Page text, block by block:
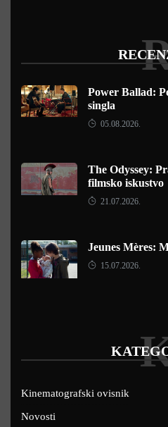
Power Ballad:
singla
05.08.2026.
The Odyssey:
filmsko iskustvo
21.07.2026.
Jeunes Mères:
15.07.2026.
Kinematografski ovisnik
Novosti